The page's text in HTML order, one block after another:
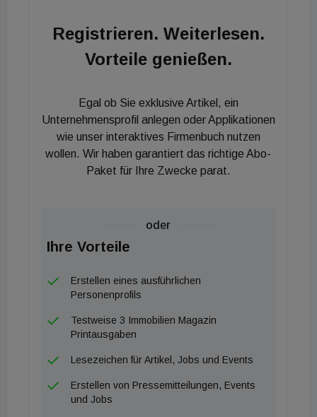
Registrieren. Weiterlesen.
Vorteile genießen.
Egal ob Sie exklusive Artikel, ein
Unternehmensprofil anlegen oder Applikationen
wie unser interaktives Firmenbuch nutzen
wollen. Wir haben garantiert das richtige Abo-
Paket für Ihre Zwecke parat.
oder
Ihre Vorteile
Erstellen eines ausführlichen
Personenprofils
Testweise 3 Immobilien Magazin
Printausgaben
Lesezeichen für Artikel, Jobs und Events
Erstellen von Pressemitteilungen, Events
und Jobs